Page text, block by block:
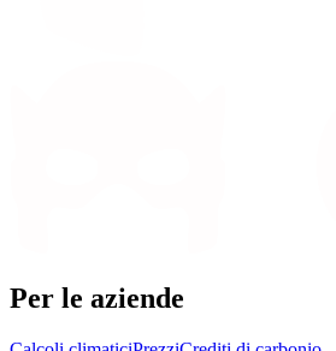
Per le aziende